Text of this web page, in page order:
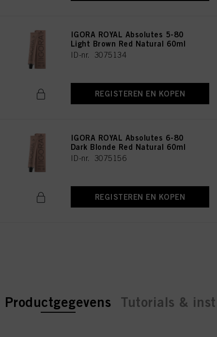
IGORA ROYAL Absolutes 5-80
Light Brown Red Natural 60ml
ID-nr. 3075134
REGISTEREN EN KOPEN
IGORA ROYAL Absolutes 6-80
Dark Blonde Red Natural 60ml
ID-nr. 3075156
REGISTEREN EN KOPEN
current tab:
current tab:
Productgegevens Tutorials &